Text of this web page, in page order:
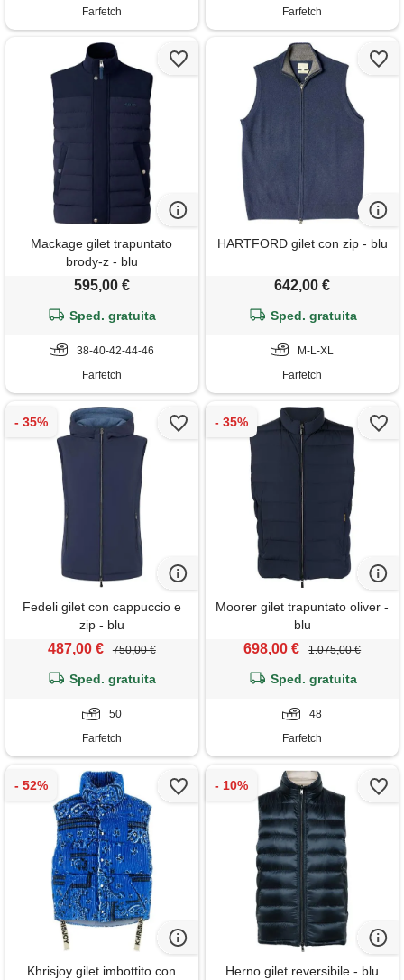
Farfetch Farfetch
Mackage gilet trapuntato
brody-z - blu
595,00 €
Sped. gratuita
38-40-42-44-46
Farfetch
HARTFORD gilet con zip - blu
642,00 €
Sped. gratuita
M-L-XL
Farfetch
Fedeli gilet con cappuccio e
zip - blu
487,00 € 750,00 €
Sped. gratuita
50
Farfetch
Moorer gilet trapuntato oliver -
blu
698,00 € 1.075,00 €
Sped. gratuita
48
Farfetch
Khrisjoy gilet imbottito con
Herno gilet reversibile - blu